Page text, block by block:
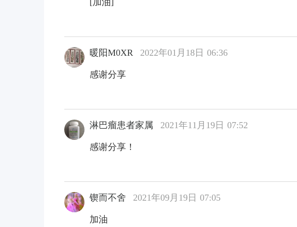
[加油]
暖阳M0XR 2022年01月18日 06:36
感谢分享
淋巴瘤患者家属 2021年11月19日 07:52
感谢分享！
锲而不舍 2021年09月19日 07:05
加油